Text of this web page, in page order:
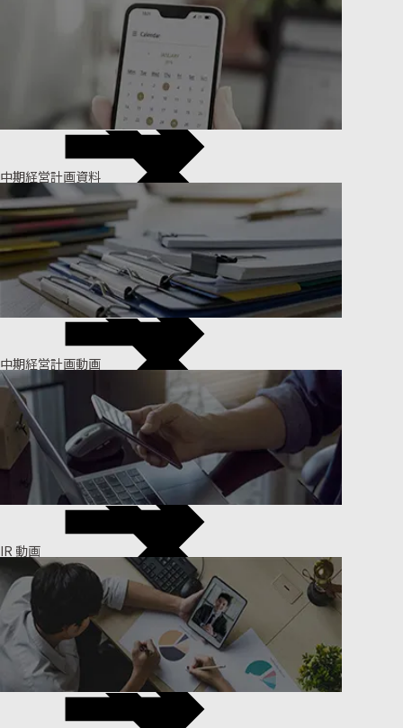
中期経営計画資料
中期経営計画動画
IR 動画